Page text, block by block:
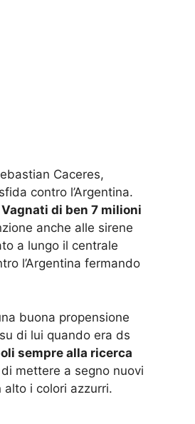
Caceres,
contro l’Argentina.
di ben 7 milioni
anche alle sirene
a lungo il centrale
l’Argentina fermando
buona propensione
di lui quando era ds
sempre alla ricerca
mettere a segno nuovi
i colori azzurri.